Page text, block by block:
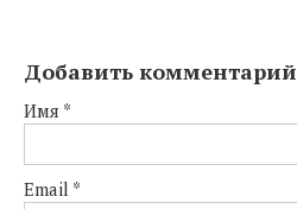
Добавить комментарий
Имя *
Email *